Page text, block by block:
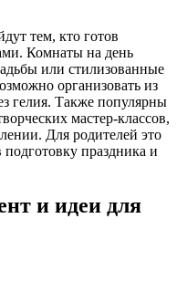
тем, кто готов
Комнаты на день
или стилизованные
организовать из
гелия. Также популярны
мастер-классов,
Для родителей это
праздника и
идеи для